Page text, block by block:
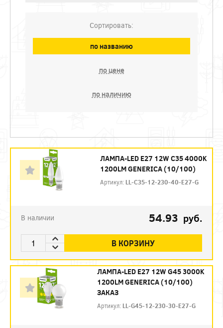
Сортировать:
по названию
по цене
по наличию
ЛАМПА-LED E27 12W C35 4000K
1200LM GENERICA (10/100)
Артикул: LL-C35-12-230-40-E27-G
В наличии 54.93 руб.
В КОРЗИНУ
ЛАМПА-LED E27 12W G45 3000K
1200LM GENERICA (10/100)
ЗАКАЗ
Артикул: LL-G45-12-230-30-E27-G